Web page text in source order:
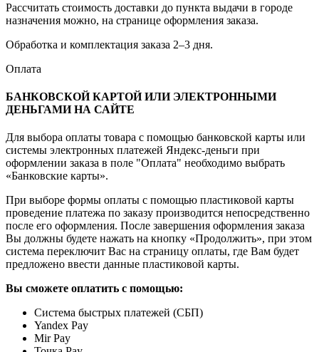
Рассчитать стоимость доставки до пункта выдачи в городе
назначения можно, на странице оформления заказа.
Обработка и комплектация заказа 2–3 дня.
Оплата
БАНКОВСКОЙ КАРТОЙ ИЛИ ЭЛЕКТРОННЫМИ
ДЕНЬГАМИ НА САЙТЕ
Для выбора оплаты товара с помощью банковской карты или
системы электронных платежей Яндекс-деньги при
оформлении заказа в поле "Оплата" необходимо выбрать
«Банковские карты».
При выборе формы оплаты с помощью пластиковой карты
проведение платежа по заказу производится непосредственно
после его оформления. После завершения оформления заказа
Вы должны будете нажать на кнопку «Продолжить», при этом
система переключит Вас на страницу оплаты, где Вам будет
предложено ввести данные пластиковой карты.
Вы сможете оплатить с помощью:
Система быстрых платежей (СБП)
Yandex Pay
Mir Pay